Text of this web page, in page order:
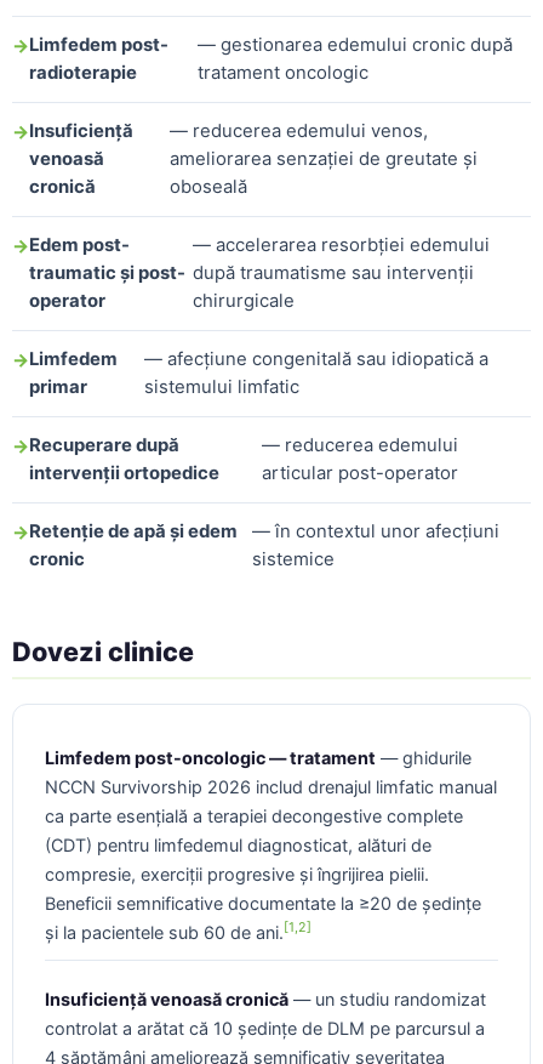
Limfedem post-
radioterapie
— gestionarea edemului cronic după
tratament oncologic
Insuficiență
venoasă
cronică
— reducerea edemului venos,
ameliorarea senzației de greutate și
oboseală
Edem post-
traumatic și post-
operator
— accelerarea resorbției edemului
după traumatisme sau intervenții
chirurgicale
Limfedem
primar
— afecțiune congenitală sau idiopatică a
sistemului limfatic
Recuperare după
intervenții ortopedice
— reducerea edemului
articular post-operator
Retenție de apă și edem
cronic
— în contextul unor afecțiuni
sistemice
Dovezi clinice
Limfedem post-oncologic — tratament — ghidurile
NCCN Survivorship 2026 includ drenajul limfatic manual
ca parte esențială a terapiei decongestive complete
(CDT) pentru limfedemul diagnosticat, alături de
compresie, exerciții progresive și îngrijirea pielii.
Beneficii semnificative documentate la ≥20 de ședințe
și la pacientele sub 60 de ani. [1,2]
Insuficiență venoasă cronică — un studiu randomizat
controlat a arătat că 10 ședințe de DLM pe parcursul a
4 săptămâni ameliorează semnificativ severitatea